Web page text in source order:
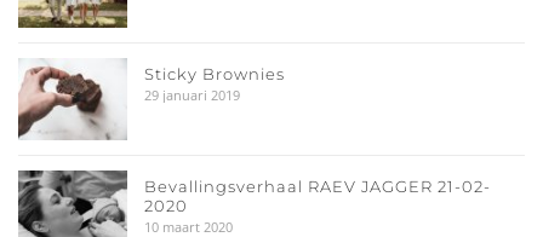
Sticky Brownies
29 januari 2019
Bevallingsverhaal RAEV JAGGER 21-02-
2020
10 maart 2020